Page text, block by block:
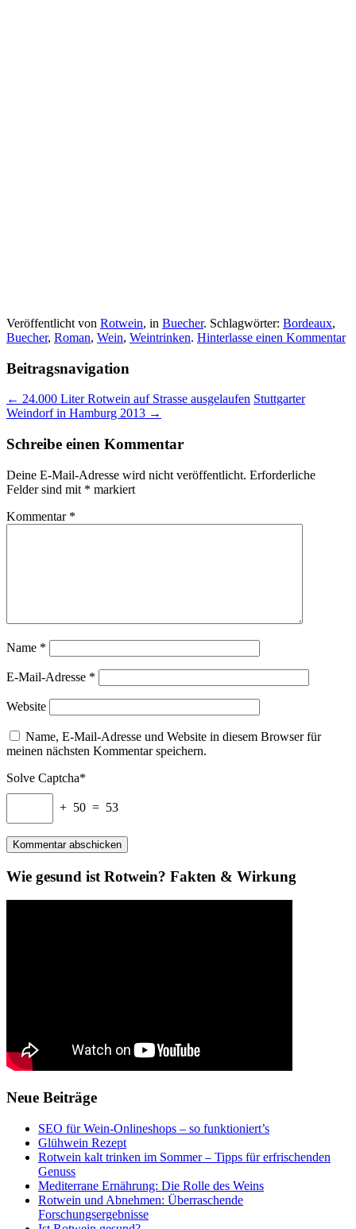
Veröffentlicht von Rotwein, in Buecher. Schlagwörter: Bordeaux,
Buecher, Roman, Wein, Weintrinken. Hinterlasse einen Kommentar
Beitragsnavigation
← 24.000 Liter Rotwein auf Strasse ausgelaufen Stuttgarter
Weindorf in Hamburg 2013 →
Schreibe einen Kommentar
Deine E-Mail-Adresse wird nicht veröffentlicht. Erforderliche
Felder sind mit * markiert
Kommentar *
Name *
E-Mail-Adresse *
Website
Name, E-Mail-Adresse und Website in diesem Browser für
meinen nächsten Kommentar speichern.
Solve Captcha*
+ 50 = 53
Wie gesund ist Rotwein? Fakten & Wirkung
Neue Beiträge
SEO für Wein-Onlineshops – so funktioniert’s
Glühwein Rezept
Rotwein kalt trinken im Sommer – Tipps für erfrischenden
Genuss
Mediterrane Ernährung: Die Rolle des Weins
Rotwein und Abnehmen: Überraschende
Forschungsergebnisse